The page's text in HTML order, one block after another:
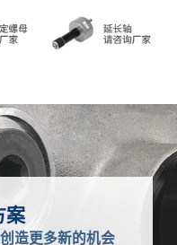
案
造更多新的机会